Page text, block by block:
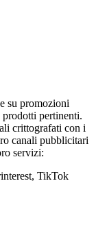
su promozioni
prodotti pertinenti.
crittografati con i
canali pubblicitari
servizi:
TikTok